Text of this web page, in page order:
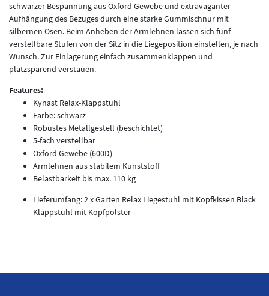
schwarzer Bespannung aus Oxford Gewebe und extravaganter
Aufhängung des Bezuges durch eine starke Gummischnur mit
silbernen Ösen. Beim Anheben der Armlehnen lassen sich fünf
verstellbare Stufen von der Sitz in die Liegeposition einstellen, je nach
Wunsch. Zur Einlagerung einfach zusammenklappen und
platzsparend verstauen.
Features:
Kynast Relax-Klappstuhl
Farbe: schwarz
Robustes Metallgestell (beschichtet)
5-fach verstellbar
Oxford Gewebe (600D)
Armlehnen aus stabilem Kunststoff
Belastbarkeit bis max. 110 kg
Lieferumfang: 2 x Garten Relax Liegestuhl mit Kopfkissen Black
Klappstuhl mit Kopfpolster